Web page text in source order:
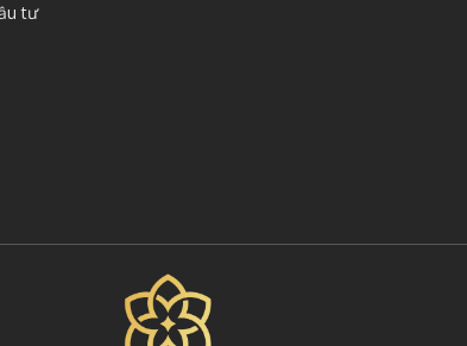
thông, phúc lộc viên mãn
tư